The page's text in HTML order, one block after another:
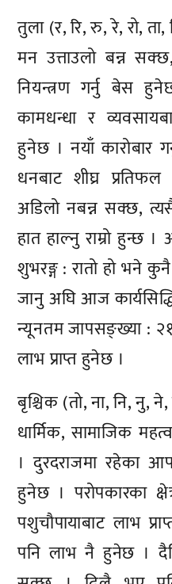
तुला (र, रि, रु, रे, रो,
मन उत्ताउलो बन्न
नियन्त्रण गर्नु बेस
कामधन्धा र
हुनेछ । नयाँ कारोबार
धनबाट शीघ्र
अडिलो नबन्न सक्छ,
हात हाल्नु राम्रो हुन्छ
शुभरङ्ग : रातो हो भने कुनै
जानु अघि आज
न्यूनतम जापसङ्ख्या :
लाभ प्राप्त हुनेछ ।
बृश्चिक (तो, ना, नि, नु,
धार्मिक, सामाजिक
। दुरदराजमा रहेका
हुनेछ । परोपकारका
पशुचौपायाबाट लाभ
पनि लाभ नै हुनेछ ।